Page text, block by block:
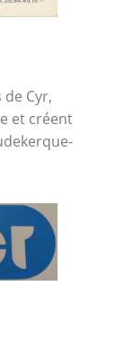
de Cyr,
et créent